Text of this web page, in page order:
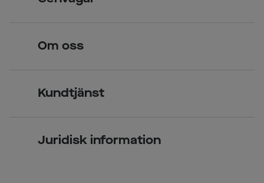
Över 70 butiker
Kontaktlinser
Om oss
Kundtjänst
Juridisk information